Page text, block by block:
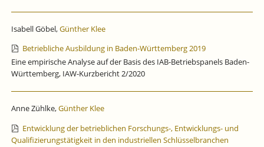
Isabell Göbel,Günther Klee
Betriebliche Ausbildung in Baden-Württemberg 2019
Eine empirische Analyse auf der Basis des IAB-Betriebspanels Baden-
Württemberg, IAW-Kurzbericht 2/2020
Anne Zühlke,Günther Klee
Entwicklung der betrieblichen Forschungs-, Entwicklungs- und
Qualifizierungstätigkeit in den industriellen Schlüsselbranchen